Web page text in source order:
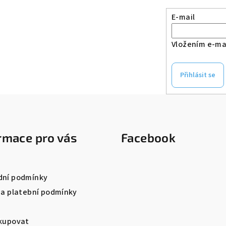
E-mail
Vložením e-
Přihlásit se
pro vás
podmínky
a platební podmínky
Facebook